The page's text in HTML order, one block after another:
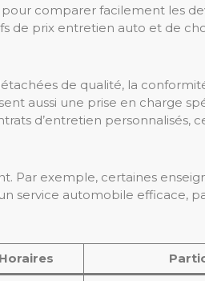
comparer facilement les
de prix entretien auto et de
de qualité, la
aussi une prise en charge
d’entretien personnalisés,
Par exemple, certaines
service automobile efficace,
Horaires